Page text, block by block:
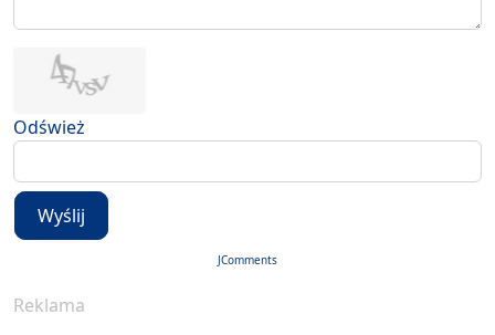
Odśwież
Wyślij
JComments
Reklama